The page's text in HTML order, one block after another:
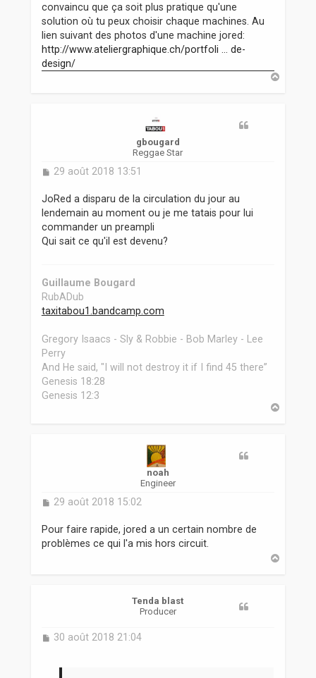
convaincu que ça soit plus pratique qu'une
solution où tu peux choisir chaque machines. Au
lien suivant des photos d'une machine jored:
http://www.ateliergraphique.ch/portfoli ... de-
design/
gbougard
Reggae Star
M
s
a
g
e
29 août 2018 13:51
JoRed a disparu de la circulation du jour au
lendemain au moment ou je me tatais pour lui
commander un preampli
Qui sait ce qu'il est devenu?
Guillaume Bougard
RubADub
taxitabou1.bandcamp.com
Gregory Isaacs - Sly & Robbie - Bob Marley - Lee
Perry
And He said, "I will not destroy it if I find 45 there”
Genesis 18:28
Genesis 12:3
noah
Engineer
M
s
a
29 août 2018 15:02
Pour faire rapide, jored a un certain nombre de
problèmes ce qui l'a mis hors circuit.
Tenda blast
Producer
M
30 août 2018 21:04